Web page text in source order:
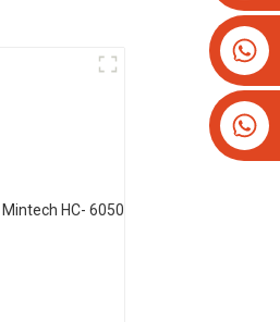
+16266628193